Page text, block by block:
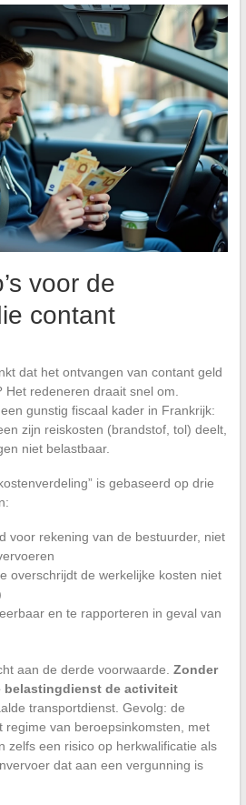
voor de
contant
dat het ontvangen van contant geld
redeneren draait snel om.
gunstig fiscaal kader in Frankrijk:
zijn reiskosten (brandstof, tol) deelt,
niet belastbaar.
is gebaseerd op drie
voor rekening van de bestuurder, niet
overschrijdt de werkelijke kosten niet
en te rapporteren in geval van
aan de derde voorwaarde. Zonder
belastingdienst de activiteit
transportdienst. Gevolg: de
regime van beroepsinkomsten, met
zelfs een risico op herkwalificatie als
dat aan een vergunning is